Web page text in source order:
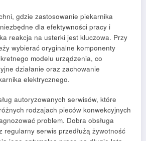
gdzie zastosowanie piekarnika
dla efektywności pracy i
reakcja na usterki jest kluczowa. Przy
wybierać oryginalne komponenty
modelu urządzenia, co
działanie oraz zachowanie
elektrycznego.
autoryzowanych serwisów, które
rodzajach pieców konwekcyjnych
problem. Dobra obsługa
regularny serwis przedłużą żywotność